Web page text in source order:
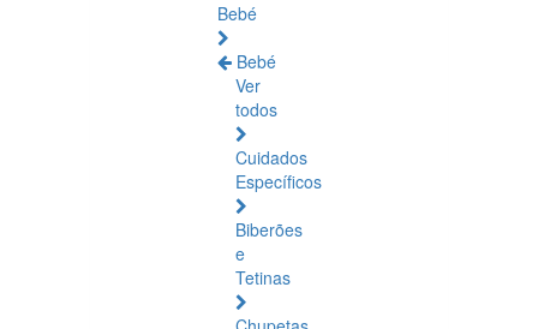
Bebé
Bebé
Ver
todos
Cuidados
Específicos
Biberões
e
Tetinas